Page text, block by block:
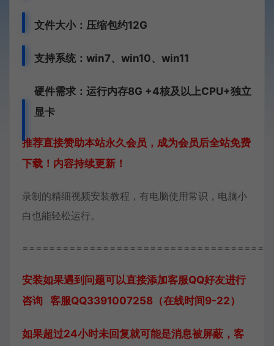
文件大小：压缩包约12G
支持系统：win7、win10、win11
硬件需求：运行内存8G +4核及以上CPU+独立
显卡
推荐直接赞助本站永久会员，成为会员后全站免费
下载！内容持续更新！
录制的精细视频安装教程，有电脑使用常识，电脑小
白也能轻松运行。
安装如果遇到问题可以直接添加客服QQ好友进行
咨询 客服QQ3391007258（在线时间9-22）
如果超过24小时未回复就可能是消息被屏蔽，客